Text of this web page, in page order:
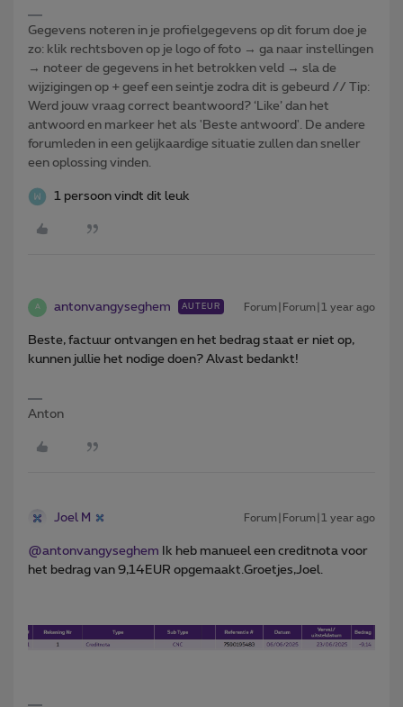
Gegevens noteren in je profielgegevens op dit forum doe je
zo: klik rechtsboven op je logo of foto → ga naar instellingen
→ noteer de gegevens in het betrokken veld → sla de
wijzigingen op + geef een seintje zodra dit is gebeurd // Tip:
Werd jouw vraag correct beantwoord? ‘Like’ dan het
antwoord en markeer het als 'Beste antwoord'. De andere
forumleden in een gelijkaardige situatie zullen dan sneller
een oplossing vinden.
1 persoon vindt dit leuk
A antonvangyseghem AUTEUR Forum|Forum|1 year ago
Beste, factuur ontvangen en het bedrag staat er niet op,
kunnen jullie het nodige doen? Alvast bedankt!
Anton
Joel M Forum|Forum|1 year ago
@antonvangyseghem Ik heb manueel een creditnota voor
het bedrag van 9,14EUR opgemaakt.Groetjes,Joel.